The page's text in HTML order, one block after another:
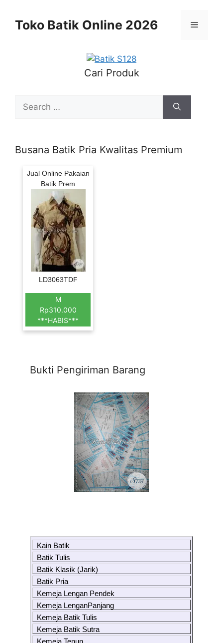
contentToko Batik Online 2026 Menu
Cari Produk
for:
Busana Batik Pria Kwalitas Premium
Jual Online Pakaian
Batik Prem
LD3063TDF
M
Rp310.000
***HABIS***
Bukti Pengiriman Barang
Kain Batik
Batik Tulis
Batik Klasik (Jarik)
Batik Pria
Kemeja Lengan Pendek
Kemeja LenganPanjang
Kemeja Batik Tulis
Kemeja Batik Sutra
Kemeja Tenun